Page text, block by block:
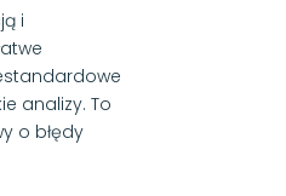
i
analizy. To
o błędy